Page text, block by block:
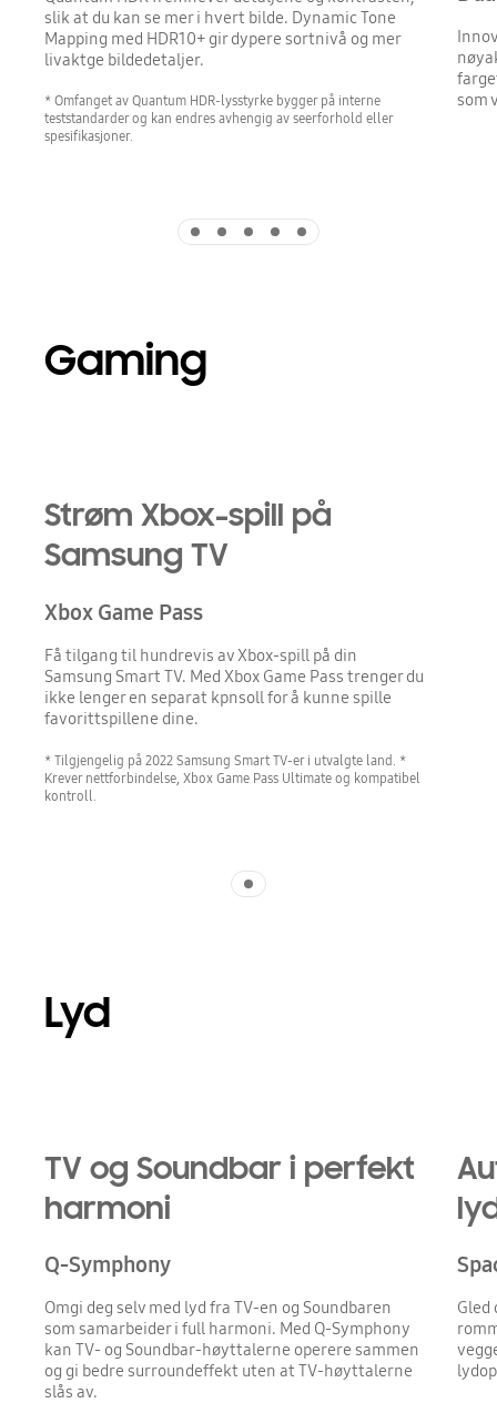
slik at du kan se mer i hvert bilde. Dynamic Tone
Mapping med HDR10+ gir dypere sortnivå og mer
livaktge bildedetaljer.
* Omfanget av Quantum HDR-lysstyrke bygger på interne
teststandarder og kan endres avhengig av seerforhold eller
spesifikasjoner.
som
Gaming
Strøm Xbox-spill på
Samsung TV
Xbox Game Pass
Få tilgang til hundrevis av Xbox-spill på din
Samsung Smart TV. Med Xbox Game Pass trenger du
ikke lenger en separat kpnsoll for å kunne spille
favorittspillene dine.
* Tilgjengelig på 2022 Samsung Smart TV-er i utvalgte land. *
Krever nettforbindelse, Xbox Game Pass Ultimate og kompatibel
kontroll.
Lyd
TV og Soundbar i perfekt
harmoni
Q-Symphony
Omgi deg selv med lyd fra TV-en og Soundbaren
som samarbeider i full harmoni. Med Q-Symphony
kan TV- og Soundbar-høyttalerne operere sammen
og gi bedre surroundeffekt uten at TV-høyttalerne
slås av.
Gled